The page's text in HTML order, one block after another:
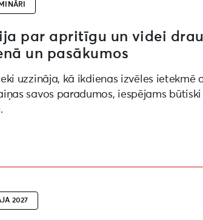
par apritīgu un videi
un pasākumos
uzzināja, kā ikdienas izvēles ietekmē
savos paradumos, iespējams
2027